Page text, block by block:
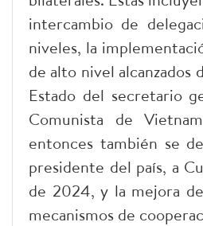
intercambio de
niveles, la
de alto nivel alcanzados
Estado del secretario
Comunista de
entonces también se
presidente del país, a
de 2024, y la mejora
mecanismos de